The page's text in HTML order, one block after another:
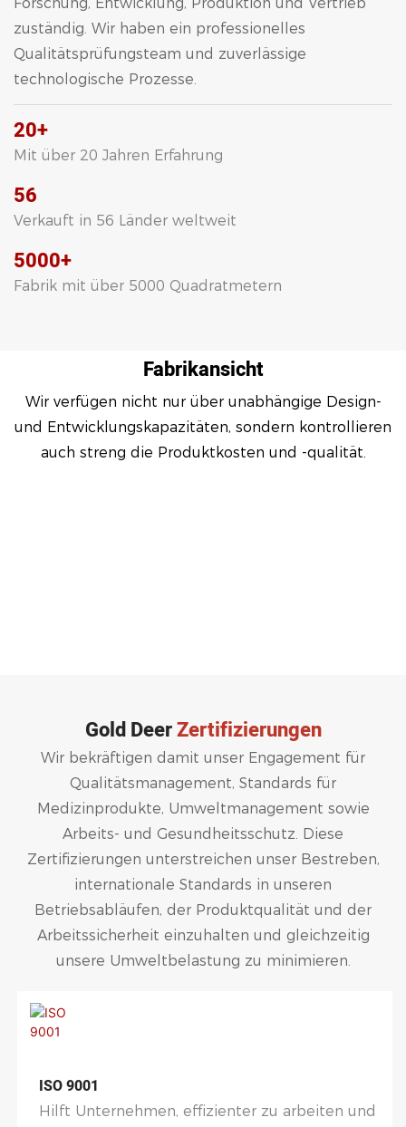
zuständig. Wir haben ein professionelles
Qualitätsprüfungsteam und zuverlässige
technologische Prozesse.
20+
Mit über 20 Jahren Erfahrung
56
Verkauft in 56 Länder weltweit
5000+
Fabrik mit über 5000 Quadratmetern
Fabrikansicht
Wir verfügen nicht nur über unabhängige Design-
und Entwicklungskapazitäten, sondern kontrollieren
auch streng die Produktkosten und -qualität.
Gold DeerZertifizierungen
Wir bekräftigen damit unser Engagement für
Qualitätsmanagement, Standards für
Medizinprodukte, Umweltmanagement sowie
Arbeits- und Gesundheitsschutz. Diese
Zertifizierungen unterstreichen unser Bestreben,
internationale Standards in unseren
Betriebsabläufen, der Produktqualität und der
Arbeitssicherheit einzuhalten und gleichzeitig
unsere Umweltbelastung zu minimieren.
ISO 9001
Hilft Unternehmen, effizienter zu arbeiten und